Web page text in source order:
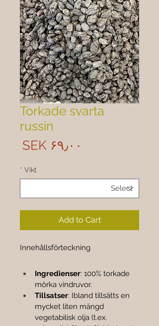
Torkade svarta
russin
SEK ۶۹٫۰۰
Vikt
*
Add to Cart
Innehållsförteckning
Ingredienser: 100% torkade
mörka vindruvor.
Tillsatser: Ibland tillsätts en
mycket liten mängd
vegetabilisk olja (t.ex.